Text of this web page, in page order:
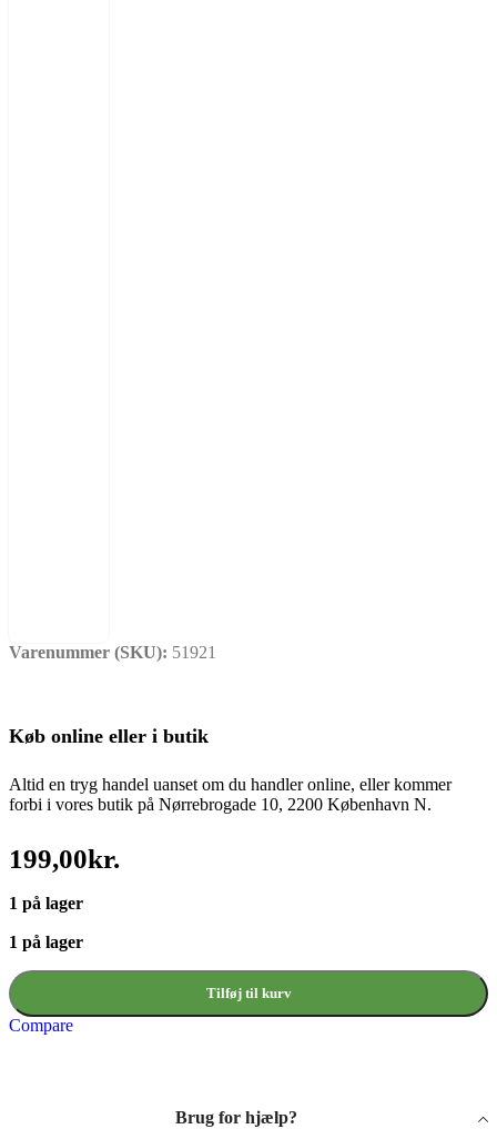
Varenummer (SKU): 51921
Køb online eller i butik
Altid en tryg handel uanset om du handler online, eller kommer
forbi i vores butik på Nørrebrogade 10, 2200 København N.
199,00kr.
1 på lager
1 på lager
Tilføj til kurv
Compare
Brug for hjælp?